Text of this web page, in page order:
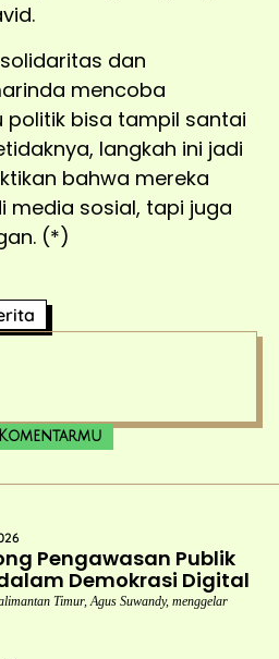
dan
mencoba
politik bisa tampil santai
langkah ini jadi
bahwa mereka
media sosial, tapi juga
(*)
Pengawasan Publik
Demokrasi Digital
Timur, Agus Suwandy, menggelar